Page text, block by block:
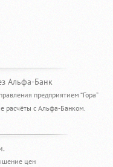
Альфа-Банк
предприятием “Гора”
расчёты с Альфа-Банком.
цен